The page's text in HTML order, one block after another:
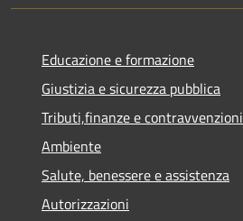
Educazione e formazione
Giustizia e sicurezza pubblica
Tributi,finanze e contravvenzioni
Ambiente
Salute, benessere e assistenza
Autorizzazioni